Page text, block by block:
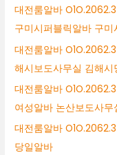
대전룸알바
구미시퍼블릭알바 구
대전룸알바
해시보도사무실 김해시
대전룸알바
여성알바 논산보도사무
대전룸알바
당일알바